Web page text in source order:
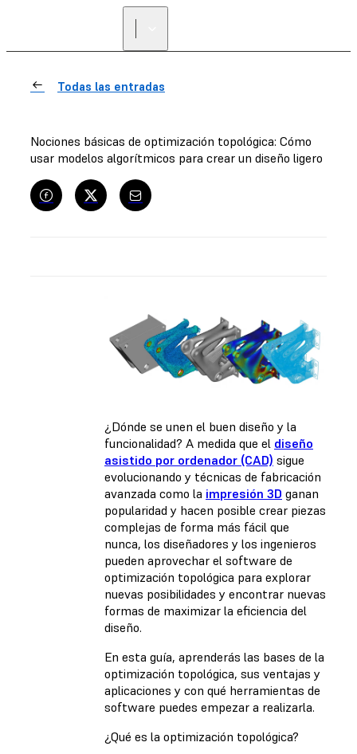
Todas las entradas
Nociones básicas de optimización topológica: Cómo
usar modelos algorítmicos para crear un diseño ligero
¿Dónde se unen el buen diseño y la
funcionalidad? A medida que el diseño
asistido por ordenador (CAD) sigue
evolucionando y técnicas de fabricación
avanzada como la impresión 3D ganan
popularidad y hacen posible crear piezas
complejas de forma más fácil que
nunca, los diseñadores y los ingenieros
pueden aprovechar el software de
optimización topológica para explorar
nuevas posibilidades y encontrar nuevas
formas de maximizar la eficiencia del
diseño.
En esta guía, aprenderás las bases de la
optimización topológica, sus ventajas y
aplicaciones y con qué herramientas de
software puedes empezar a realizarla.
¿Qué es la optimización topológica?